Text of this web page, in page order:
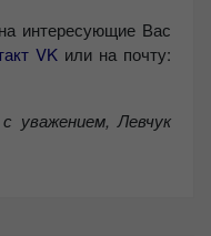
интересующие Вас
VKили на почту:
уважением, Левчук